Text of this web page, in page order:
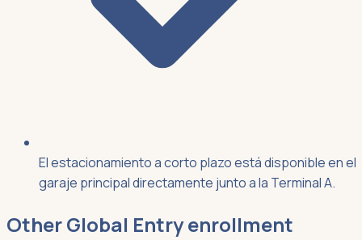
El estacionamiento a corto plazo está disponible en el
garaje principal directamente junto a la Terminal A.
OtherGlobal Entryenrollment